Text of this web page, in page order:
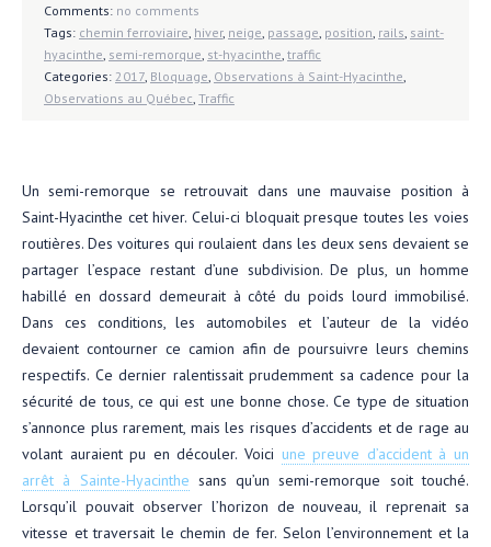
Comments: no comments
Tags: chemin ferroviaire hiver, neige passage position rails saint-
hyacinthe semi-remorque st-hyacinthe traffic
Categories: 2017 Bloquage Observations à Saint-Hyacinthe
Observations au Québec Traffic
Un semi-remorque se retrouvait dans une mauvaise position à
Saint-Hyacinthe cet hiver. Celui-ci bloquait presque toutes les voies
routières. Des voitures qui roulaient dans les deux sens devaient se
partager l’espace restant d’une subdivision. De plus, un homme
habillé en dossard demeurait à côté du poids lourd immobilisé.
Dans ces conditions, les automobiles et l’auteur de la vidéo
devaient contourner ce camion afin de poursuivre leurs chemins
respectifs. Ce dernier ralentissait prudemment sa cadence pour la
sécurité de tous, ce qui est une bonne chose. Ce type de situation
s’annonce plus rarement, mais les risques d’accidents et de rage au
volant auraient pu en découler. Voici une preuve d’accident à un
arrêt à Sainte-Hyacinthe sans qu’un semi-remorque soit touché.
Lorsqu’il pouvait observer l’horizon de nouveau, il reprenait sa
vitesse et traversait le chemin de fer. Selon l’environnement et la